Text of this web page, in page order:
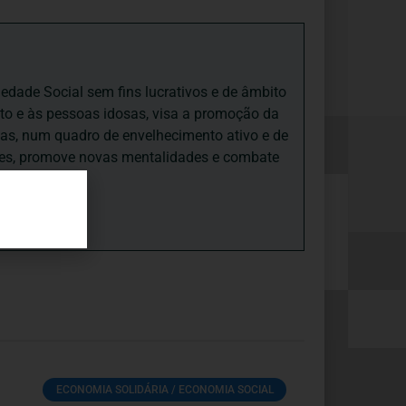
Social sem fins lucrativos e de âmbito
e às pessoas idosas, visa a promoção da
num quadro de envelhecimento ativo e de
promove novas mentalidades e combate
ECONOMIA SOLIDÁRIA / ECONOMIA SOCIAL